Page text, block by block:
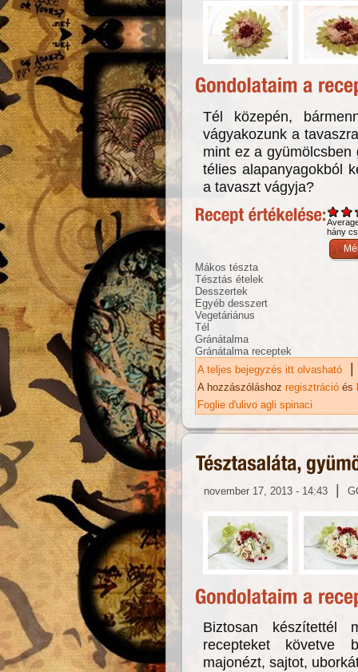
Tél közepén,
vágyakozunk a
mint ez a
télies alapanyagokból
a tavaszt vágyja?
hány
Mákos tészta
Tésztás ételek
Desszertek
Egyéb desszert
Vegetáriánus
Tél
Gránátalma
Gránátalma receptek
A teljes bejegyzés itt olvasható
|
A hozzászóláshoz regisztráció és
Foglie d'ulivo agli spinaci
november 17, 2013 - 14:43 |
Biztosan készítettél
recepteket követve
majonézt, sajtot,